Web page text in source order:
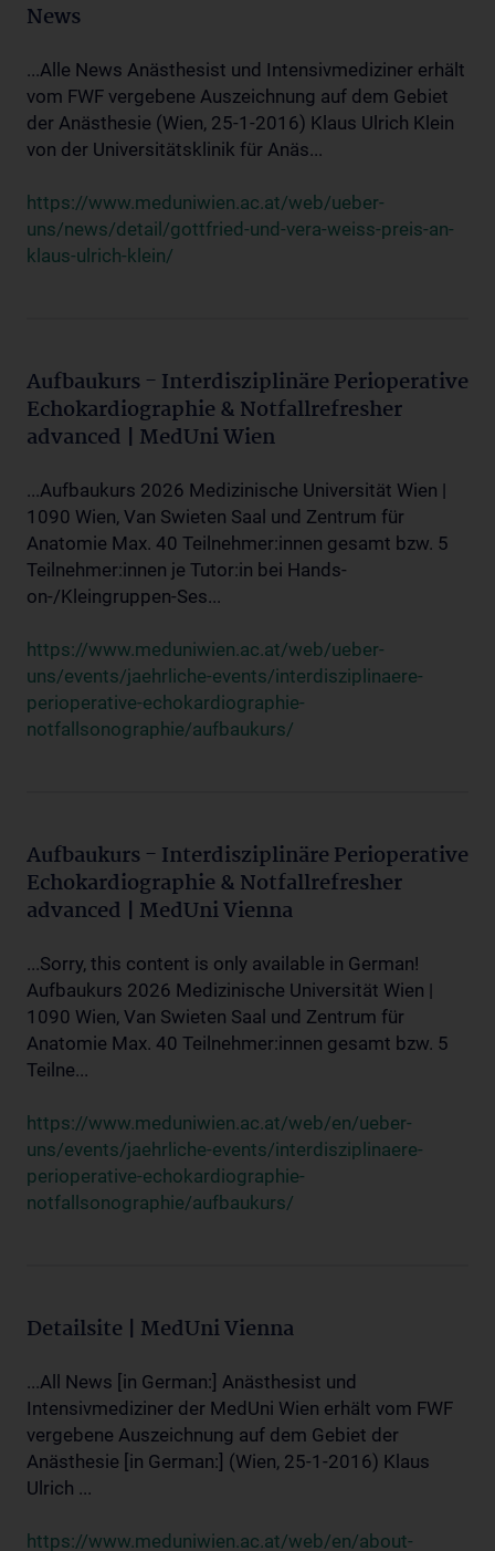
News
...Alle News Anästhesist und Intensivmediziner erhält
vom FWF vergebene Auszeichnung auf dem Gebiet
der Anästhesie (Wien, 25-1-2016) Klaus Ulrich Klein
von der Universitätsklinik für Anäs...
https://www.meduniwien.ac.at/web/ueber-
uns/news/detail/gottfried-und-vera-weiss-preis-an-
klaus-ulrich-klein/
Aufbaukurs - Interdisziplinäre Perioperative
Echokardiographie & Notfallrefresher
advanced | MedUni Wien
...Aufbaukurs 2026 Medizinische Universität Wien |
1090 Wien, Van Swieten Saal und Zentrum für
Anatomie Max. 40 Teilnehmer:innen gesamt bzw. 5
Teilnehmer:innen je Tutor:in bei Hands-
on-/Kleingruppen-Ses...
https://www.meduniwien.ac.at/web/ueber-
uns/events/jaehrliche-events/interdisziplinaere-
perioperative-echokardiographie-
notfallsonographie/aufbaukurs/
Aufbaukurs - Interdisziplinäre Perioperative
Echokardiographie & Notfallrefresher
advanced | MedUni Vienna
...Sorry, this content is only available in German!
Aufbaukurs 2026 Medizinische Universität Wien |
1090 Wien, Van Swieten Saal und Zentrum für
Anatomie Max. 40 Teilnehmer:innen gesamt bzw. 5
Teilne...
https://www.meduniwien.ac.at/web/en/ueber-
uns/events/jaehrliche-events/interdisziplinaere-
perioperative-echokardiographie-
notfallsonographie/aufbaukurs/
Detailsite | MedUni Vienna
...All News [in German:] Anästhesist und
Intensivmediziner der MedUni Wien erhält vom FWF
vergebene Auszeichnung auf dem Gebiet der
Anästhesie [in German:] (Wien, 25-1-2016) Klaus
Ulrich ...
https://www.meduniwien.ac.at/web/en/about-